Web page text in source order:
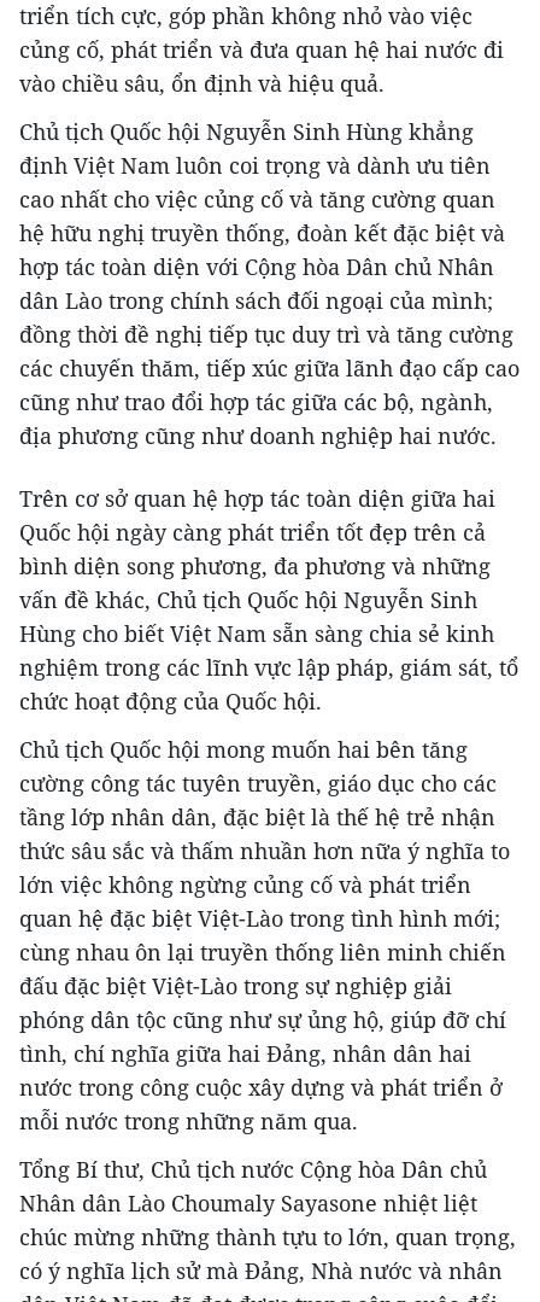
triển tích cực, góp phần không nhỏ vào việc
củng cố, phát triển và đưa quan hệ hai nước đi
vào chiều sâu, ổn định và hiệu quả.
Chủ tịch Quốc hội Nguyễn Sinh Hùng khẳng
định Việt Nam luôn coi trọng và dành ưu tiên
cao nhất cho việc củng cố và tăng cường quan
hệ hữu nghị truyền thống, đoàn kết đặc biệt và
hợp tác toàn diện với Cộng hòa Dân chủ Nhân
dân Lào trong chính sách đối ngoại của mình;
đồng thời đề nghị tiếp tục duy trì và tăng cường
các chuyến thăm, tiếp xúc giữa lãnh đạo cấp cao
cũng như trao đổi hợp tác giữa các bộ, ngành,
địa phương cũng như doanh nghiệp hai nước.
Trên cơ sở quan hệ hợp tác toàn diện giữa hai
Quốc hội ngày càng phát triển tốt đẹp trên cả
bình diện song phương, đa phương và những
vấn đề khác, Chủ tịch Quốc hội Nguyễn Sinh
Hùng cho biết Việt Nam sẵn sàng chia sẻ kinh
nghiệm trong các lĩnh vực lập pháp, giám sát, tổ
chức hoạt động của Quốc hội.
Chủ tịch Quốc hội mong muốn hai bên tăng
cường công tác tuyên truyền, giáo dục cho các
tầng lớp nhân dân, đặc biệt là thế hệ trẻ nhận
thức sâu sắc và thấm nhuần hơn nữa ý nghĩa to
lớn việc không ngừng củng cố và phát triển
quan hệ đặc biệt Việt-Lào trong tình hình mới;
cùng nhau ôn lại truyền thống liên minh chiến
đấu đặc biệt Việt-Lào trong sự nghiệp giải
phóng dân tộc cũng như sự ủng hộ, giúp đỡ chí
tình, chí nghĩa giữa hai Đảng, nhân dân hai
nước trong công cuộc xây dựng và phát triển ở
mỗi nước trong những năm qua.
Tổng Bí thư, Chủ tịch nước Cộng hòa Dân chủ
Nhân dân Lào Choumaly Sayasone nhiệt liệt
chúc mừng những thành tựu to lớn, quan trọng,
có ý nghĩa lịch sử mà Đảng, Nhà nước và nhân